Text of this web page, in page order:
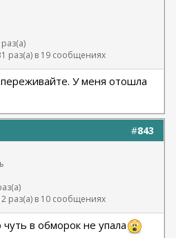
раз(а) в 19 сообщениях
У меня отошла
#843
раз(а) в 10 сообщениях
чуть в обморок не упала